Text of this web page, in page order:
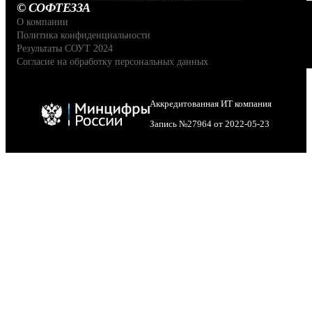
© СОФТЕЗЗА
О компании
Политика конфиденциальности
Результаты СОУТ 2024
Согласие на обработку персональных данных
Аккредитованная ИТ компания
Запись №27964 от 2022-05-23